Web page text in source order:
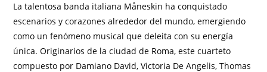
La talentosa banda italiana Måneskin ha conquistado
escenarios y corazones alrededor del mundo, emergiendo
como un fenómeno musical que deleita con su energía
única. Originarios de la ciudad de Roma, este cuarteto
compuesto por Damiano David, Victoria De Angelis, Thomas